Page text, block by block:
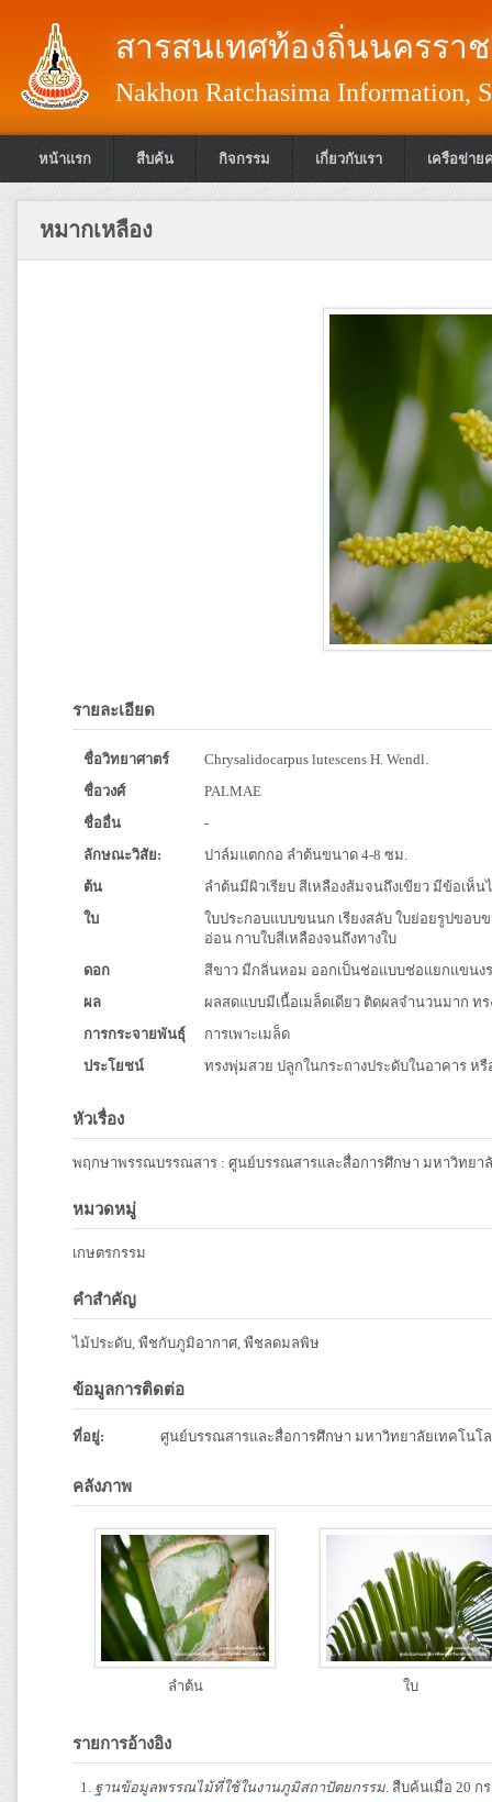
สารสนเทศท้องถิ่นนครรา
Nakhon Ratchasima Information,
หน้าแรก สืบค้น กิจกรรม เกี่ยวกับเรา เครือข่าย
หมากเหลือง
รายละเอียด
ชื่อวิทยาศาตร์
Chrysalidocarpus lutescens H. Wendl.
ชื่อวงศ์
PALMAE
ชื่ออื่น
-
ลักษณะวิสัย:
ปาล์มแตกกอ ลำต้นขนาด 4-8 ซม.
ต้น
ลำต้นมีผิวเรียบ สีเหลืองส้มจนถึงเขียว มีข้อเห็น
ใบ
ใบประกอบแบบขนนก เรียงสลับ ใบย่อยรูปขอบ
อ่อน กาบใบสีเหลืองจนถึงทางใบ
ดอก
สีขาว มีกลิ่นหอม ออกเป็นช่อแบบช่อแยกแขนง
ผล
ผลสดแบบมีเนื้อเมล็ดเดียว ติดผลจำนวนมาก ท
การกระจายพันธุ์
การเพาะเมล็ด
ประโยชน์
ทรงพุ่มสวย ปลูกในกระถางประดับในอาคาร ห
หัวเรื่อง
พฤกษาพรรณบรรณสาร : ศูนย์บรรณสารและสื่อการศึกษา มหาวิทยา
หมวดหมู่
เกษตรกรรม
คำสำคัญ
ไม้ประดับ, พืชกับภูมิอากาศ, พืชลดมลพิษ
ข้อมูลการติดต่อ
ที่อยู่: ศูนย์บรรณสารและสื่อการศึกษา มหาวิทยาลัยเทคโนโ
คลังภาพ
ลำต้น ใบ
รายการอ้างอิง
ฐานข้อมูลพรรณไม้ที่ใช้ในงานภูมิสถาปัตยกรรม. สืบค้นเมื่อ 20 ก